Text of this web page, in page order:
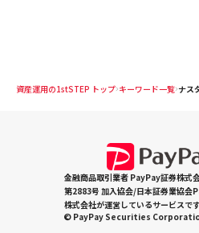
資産運用の1stSTEP トップ キーワード一覧 ナス
金融商品取引業者 PayPay証券株式
第2883号 加入協会/日本証券業協会
株式会社が運営しているサービスです
© PayPay Securities